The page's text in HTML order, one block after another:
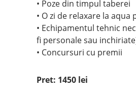
• Poze din timpul taberei
• O zi de relaxare la aqua
• Echipamentul tehnic
fi personale sau
• Concursuri cu premii
Pret: 1450 lei